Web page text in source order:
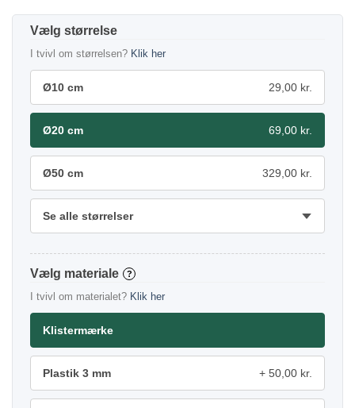
størrelse
I tvivl om størrelsen? Klik her
Ø10 cm 29,00 kr.
Ø20 cm 69,00 kr.
Ø50 cm 329,00 kr.
Se alle størrelser
materiale ?
I tvivl om materialet? Klik her
Klistermærke
Plastik 3 mm 50,00 kr.